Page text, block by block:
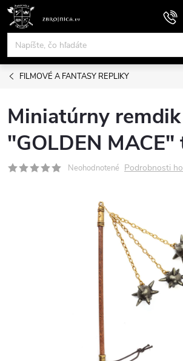
Prejsť
obsah
FILMOVÉ A FANTASY REPLIKY
Miniatúrny remdik
"GOLDEN
Neohodnotené Podrobnosti